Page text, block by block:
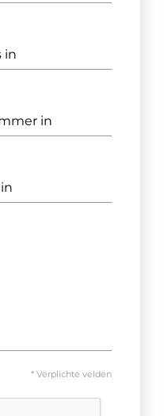
* Verplichte velden